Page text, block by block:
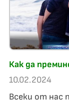
Как да
10.02.2024
Всеки от нас